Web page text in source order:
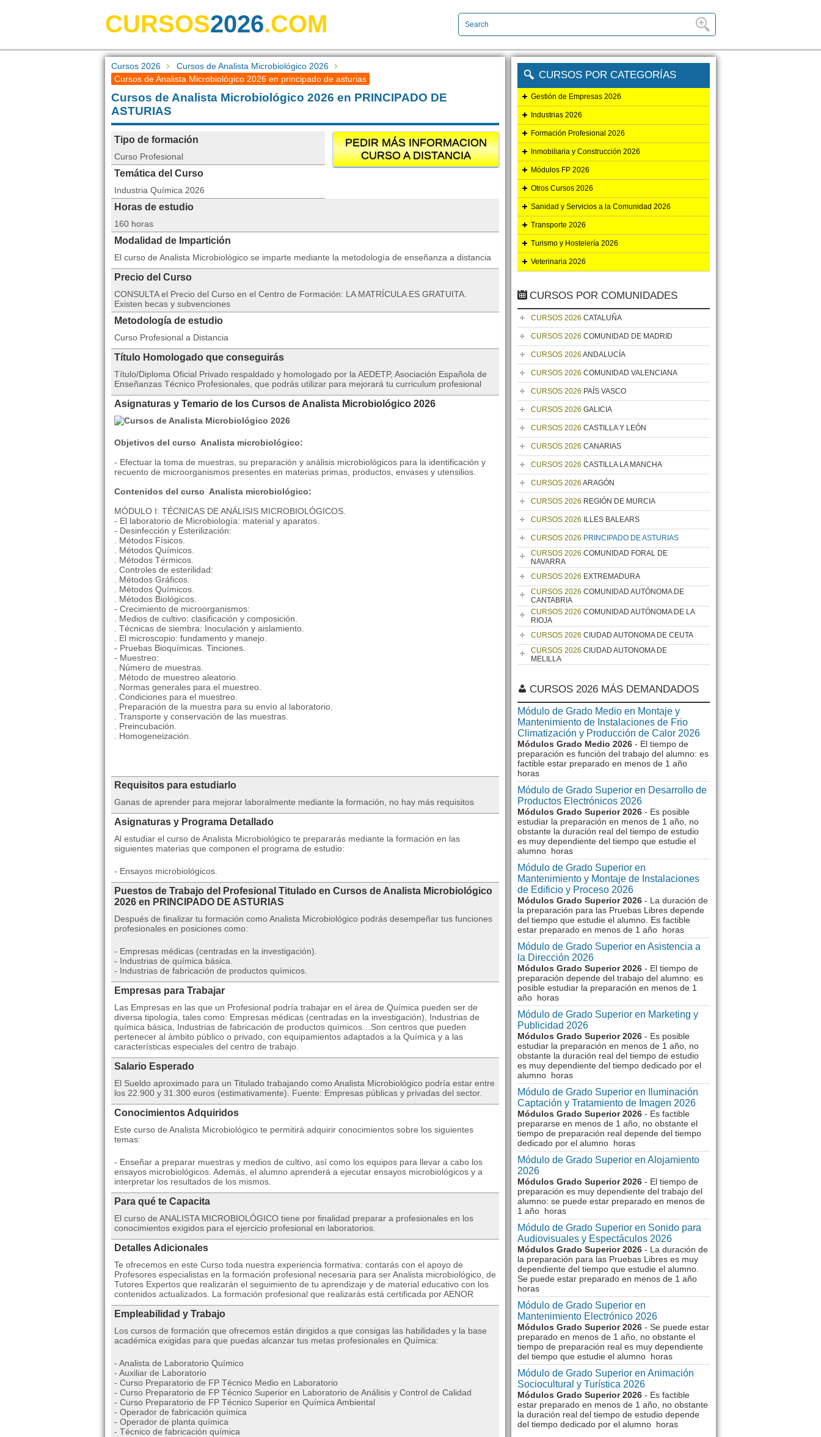
CURSOS2026.COM
Cursos 2026
Cursos de Analista Microbiológico 2026
Cursos de Analista Microbiológico 2026 en principado de asturias
Cursos de Analista Microbiológico 2026 en PRINCIPADO DE
ASTURIAS
PEDIR MÁS INFORMACION
CURSO A DISTANCIA
Tipo de formación
Curso Profesional
Temática del Curso
Industria Química 2026
Horas de estudio
160 horas
Modalidad de Impartición
El curso de Analista Microbiológico se imparte mediante la metodología de enseñanza a distancia
Precio del Curso
CONSULTA el Precio del Curso en el Centro de Formación: LA MATRÍCULA ES GRATUITA.
Existen becas y subvenciones
Metodología de estudio
Curso Profesional a Distancia
Título Homologado que conseguirás
Título/Diploma Oficial Privado respaldado y homologado por la AEDETP, Asociación Española de
Enseñanzas Técnico Profesionales, que podrás utilizar para mejorará tu curriculum profesional
Asignaturas y Temario de los Cursos de Analista Microbiológico 2026
Objetivos del curso Analista microbiológico:
- Efectuar la toma de muestras, su preparación y análisis microbiológicos para la identificación y
recuento de microorganismos presentes en materias primas, productos, envases y utensilios.
Contenidos del curso Analista microbiológico:
MÓDULO I: TÉCNICAS DE ANÁLISIS MICROBIOLÓGICOS.
- El laboratorio de Microbiología: material y aparatos.
- Desinfección y Esterilización:
. Métodos Físicos.
. Métodos Químicos.
. Métodos Térmicos.
. Controles de esterilidad:
. Métodos Gráficos.
. Métodos Químicos.
. Métodos Biológicos.
- Crecimiento de microorganismos:
. Medios de cultivo: clasificación y composición.
. Técnicas de siembra: Inoculación y aislamiento.
. El microscopio: fundamento y manejo.
- Pruebas Bioquímicas. Tinciones.
- Muestreo:
. Número de muestras.
. Método de muestreo aleatorio.
. Normas generales para el muestreo.
. Condiciones para el muestreo.
. Preparación de la muestra para su envío al laboratorio.
. Transporte y conservación de las muestras.
. Preincubación.
. Homogeneización.
Requisitos para estudiarlo
Ganas de aprender para mejorar laboralmente mediante la formación, no hay más requisitos
Asignaturas y Programa Detallado
Al estudiar el curso de Analista Microbiológico te prepararás mediante la formación en las
siguientes materias que componen el programa de estudio:
- Ensayos microbiológicos.
Puestos de Trabajo del Profesional Titulado en Cursos de Analista Microbiológico
2026 en PRINCIPADO DE ASTURIAS
Después de finalizar tu formación como Analista Microbiológico podrás desempeñar tus funciones
profesionales en posiciones como:
- Empresas médicas (centradas en la investigación).
- Industrias de química básica.
- Industrias de fabricación de productos químicos.
Empresas para Trabajar
Las Empresas en las que un Profesional podría trabajar en el área de Química pueden ser de
diversa tipología, tales como: Empresas médicas (centradas en la investigación), Industrias de
química básica, Industrias de fabricación de productos químicos…Son centros que pueden
pertenecer al ámbito público o privado, con equipamientos adaptados a la Química y a las
características especiales del centro de trabajo.
Salario Esperado
El Sueldo aproximado para un Titulado trabajando como Analista Microbiológico podría estar entre
los 22.900 y 31.300 euros (estimativamente). Fuente: Empresas públicas y privadas del sector.
Conocimientos Adquiridos
Este curso de Analista Microbiológico te permitirá adquirir conocimientos sobre los siguientes
temas:
- Enseñar a preparar muestras y medios de cultivo, así como los equipos para llevar a cabo los
ensayos microbiológicos. Además, el alumno aprenderá a ejecutar ensayos microbiológicos y a
interpretar los resultados de los mismos.
Para qué te Capacita
El curso de ANALISTA MICROBIOLÓGICO tiene por finalidad preparar a profesionales en los
conocimientos exigidos para el ejercicio profesional en laboratorios.
Detalles Adicionales
Te ofrecemos en este Curso toda nuestra experiencia formativa: contarás con el apoyo de
Profesores especialistas en la formación profesional necesaria para ser Analista microbiológico, de
Tutores Expertos que realizarán el seguimiento de tu aprendizaje y de material educativo con los
contenidos actualizados. La formación profesional que realizarás está certificada por AENOR
Empleabilidad y Trabajo
Los cursos de formación que ofrecemos están dirigidos a que consigas las habilidades y la base
académica exigidas para que puedas alcanzar tus metas profesionales en Química:
- Analista de Laboratorio Químico
- Auxiliar de Laboratorio
- Curso Preparatorio de FP Técnico Medio en Laboratorio
- Curso Preparatorio de FP Técnico Superior en Laboratorio de Análisis y Control de Calidad
- Curso Preparatorio de FP Técnico Superior en Química Ambiental
- Operador de fabricación química
- Operador de planta química
- Técnico de fabricación química
CURSOS POR CATEGORÍAS
Gestión de Empresas 2026
Industrias 2026
Formación Profesional 2026
Inmobiliaria y Construcción 2026
Módulos FP 2026
Otros Cursos 2026
Sanidad y Servicios a la Comunidad 2026
Transporte 2026
Turismo y Hostelería 2026
Veterinaria 2026
CURSOS POR COMUNIDADES
CURSOS 2026 CATALUÑA
CURSOS 2026 COMUNIDAD DE MADRID
CURSOS 2026 ANDALUCÍA
CURSOS 2026 COMUNIDAD VALENCIANA
CURSOS 2026 PAÍS VASCO
CURSOS 2026 GALICIA
CURSOS 2026 CASTILLA Y LEÓN
CURSOS 2026 CANARIAS
CURSOS 2026 CASTILLA LA MANCHA
CURSOS 2026 ARAGÓN
CURSOS 2026 REGIÓN DE MURCIA
CURSOS 2026 ILLES BALEARS
CURSOS 2026 PRINCIPADO DE ASTURIAS
CURSOS 2026 COMUNIDAD FORAL DE
NAVARRA
CURSOS 2026 EXTREMADURA
CURSOS 2026 COMUNIDAD AUTÓNOMA DE
CANTABRIA
CURSOS 2026 COMUNIDAD AUTÓNOMA DE LA
RIOJA
CURSOS 2026 CIUDAD AUTONOMA DE CEUTA
CURSOS 2026 CIUDAD AUTONOMA DE
MELILLA
CURSOS 2026 MÁS DEMANDADOS
Módulo de Grado Medio en Montaje y
Mantenimiento de Instalaciones de Frio
Climatización y Producción de Calor 2026
Módulos Grado Medio 2026 - El tiempo de
preparación es función del trabajo del alumno: es
factible estar preparado en menos de 1 año
horas
Módulo de Grado Superior en Desarrollo de
Productos Electrónicos 2026
Módulos Grado Superior 2026 - Es posible
estudiar la preparación en menos de 1 año, no
obstante la duración real del tiempo de estudio
es muy dependiente del tiempo que estudie el
alumno horas
Módulo de Grado Superior en
Mantenimiento y Montaje de Instalaciones
de Edificio y Proceso 2026
Módulos Grado Superior 2026 - La duración de
la preparación para las Pruebas Libres depende
del tiempo que estudie el alumno. Es factible
estar preparado en menos de 1 año horas
Módulo de Grado Superior en Asistencia a
la Dirección 2026
Módulos Grado Superior 2026 - El tiempo de
preparación depende del trabajo del alumno: es
posible estudiar la preparación en menos de 1
año horas
Módulo de Grado Superior en Marketing y
Publicidad 2026
Módulos Grado Superior 2026 - Es posible
estudiar la preparación en menos de 1 año, no
obstante la duración real del tiempo de estudio
es muy dependiente del tiempo dedicado por el
alumno horas
Módulo de Grado Superior en Iluminación
Captación y Tratamiento de Imagen 2026
Módulos Grado Superior 2026 - Es factible
prepararse en menos de 1 año, no obstante el
tiempo de preparación real depende del tiempo
dedicado por el alumno horas
Módulo de Grado Superior en Alojamiento
2026
Módulos Grado Superior 2026 - El tiempo de
preparación es muy dependiente del trabajo del
alumno: se puede estar preparado en menos de
1 año horas
Módulo de Grado Superior en Sonido para
Audiovisuales y Espectáculos 2026
Módulos Grado Superior 2026 - La duración de
la preparación para las Pruebas Libres es muy
dependiente del tiempo que estudie el alumno.
Se puede estar preparado en menos de 1 año
horas
Módulo de Grado Superior en
Mantenimiento Electrónico 2026
Módulos Grado Superior 2026 - Se puede estar
preparado en menos de 1 año, no obstante el
tiempo de preparación real es muy dependiente
del tiempo que estudie el alumno horas
Módulo de Grado Superior en Animación
Sociocultural y Turística 2026
Módulos Grado Superior 2026 - Es factible
estar preparado en menos de 1 año, no obstante
la duración real del tiempo de estudio depende
del tiempo dedicado por el alumno horas